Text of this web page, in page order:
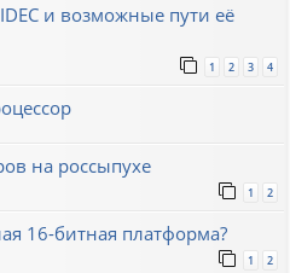
и возможные пути её
1 2 3 4
на россыпухе
1 2
16-битная платформа?
1 2